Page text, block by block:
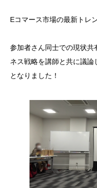
Eコマース市場の最新トレ
参加者さん同士での現状共
ネス戦略を講師と共に議
となりました！